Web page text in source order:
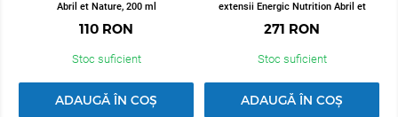
Abril et Nature, 200 ml
110 RON
Stoc suficient
ADAUGĂ ÎN COȘ
extensii Energic Nutrition Abril et
271 RON
Stoc suficient
ADAUGĂ ÎN COȘ